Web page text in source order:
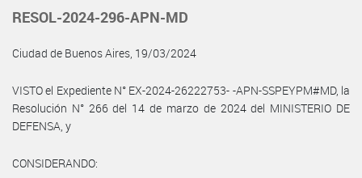
RESOL-2024-296-APN-MD
Ciudad de Buenos Aires, 19/03/2024
VISTO el Expediente N° EX-2024-26222753- -APN-SSPEYPM#MD, la
Resolución N° 266 del 14 de marzo de 2024 del MINISTERIO DE
DEFENSA, y
CONSIDERANDO: